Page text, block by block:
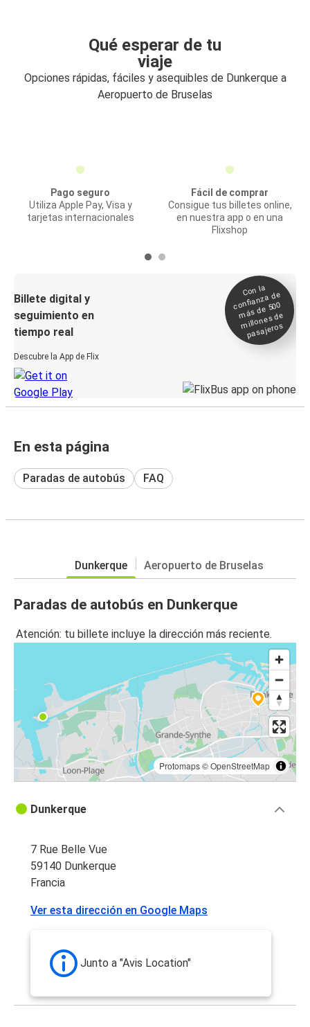
Qué esperar de tu
viaje
Opciones rápidas, fáciles y asequibles de Dunkerque a
Aeropuerto de Bruselas
Pago seguro
Utiliza Apple Pay, Visa y
tarjetas internacionales
Fácil de comprar
Consigue tus billetes online,
en nuestra app o en una
Flixshop
Billete digital y
seguimiento en
tiempo real
Descubre la App de Flix
Con la
confianza de
más de 500
millones de
pasajeros
En esta página
Paradas de autobús FAQ
Dunkerque Aeropuerto de Bruselas
Paradas de autobús en Dunkerque
Atención: tu billete incluye la dirección más reciente.
Protomaps©OpenStreetMap
Dunkerque
7 Rue Belle Vue
59140 Dunkerque
Francia
Ver esta dirección en Google Maps
Junto a "Avis Location"